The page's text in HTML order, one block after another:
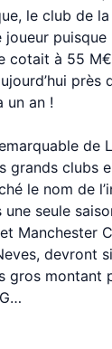
le club de
joueur puisque
cotait à 55
près
un an !
de
grands clubs
le nom de
seule
Manchester
devront
gros montant